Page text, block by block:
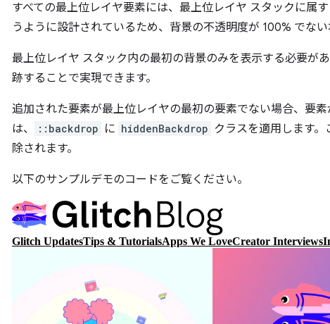
すべての最上位レイヤ要素には、最上位レイヤ スタックに属
うように設計されているため、背景の不透明度が 100% でない
最上位レイヤ スタック内の最初の背景のみを表示する必要が
跡することで実現できます。
追加された要素が最上位レイヤの最初の要素でない場合、要
は、
::backdrop に hiddenBackdrop クラスを適用します
除されます。
以下のサンプルデモのコードをご覧ください。